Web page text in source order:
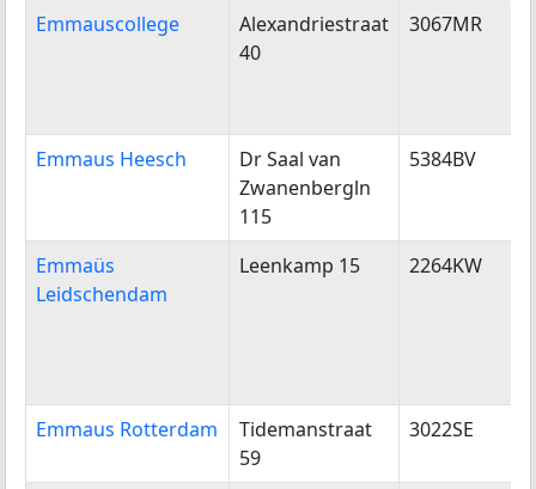
Vestigingsnaam
Adres Postcode
Emmauscollege
Alexandriestraat
40
3067MR
Emmaus Heesch
Dr Saal van
Zwanenbergln
115
5384BV
Emmaüs
Leidschendam
Leenkamp 15 2264KW
Emmaus Rotterdam
Tidemanstraat
59
3022SE